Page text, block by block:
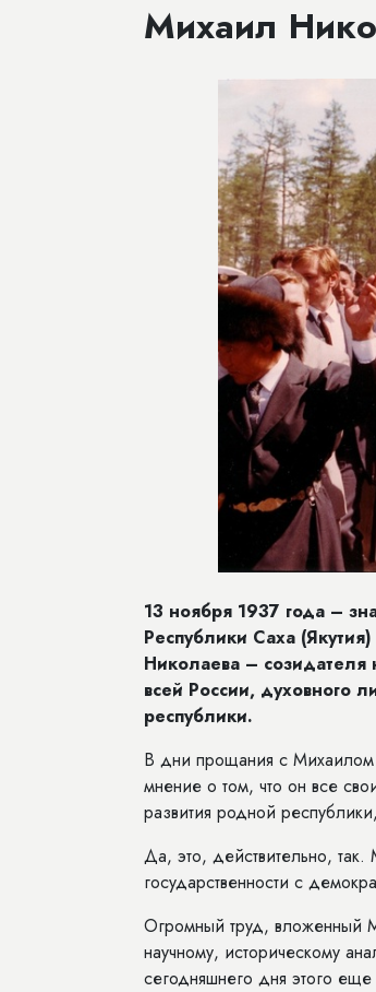
Михаил
13 ноября 1937 года –
Республики Саха
Николаева – созидателя
всей России, духовного
республики.
В дни прощания с
мнение о том, что он все
развития родной
Да, это, действительно,
государственности с
Огромный труд, вложенный
научному, историческому
сегодняшнего дня этого еще